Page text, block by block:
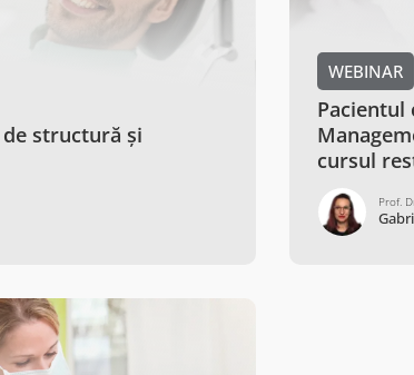
structură și
WEBINAR
Pacientul
cursul
Prof.